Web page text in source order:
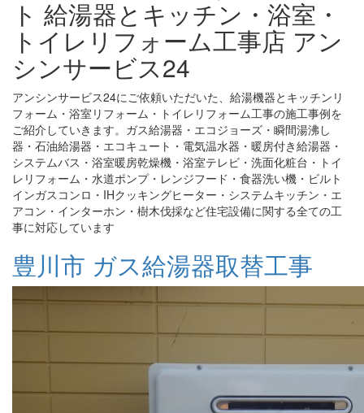
ト 給湯器とキッチン・浴室・
トイレリフォーム工事店 アン
シンサービス24
アンシンサービス24にご依頼いただいた、給湯機器とキッチンリ
フォーム・浴室リフォーム・トイレリフォーム工事の施工事例を
ご紹介していきます。ガス給湯器・エコジョーズ・瞬間湯沸し
器・石油給湯器・エコキュート・電気温水器・暖房付き給湯器・
システムバス・浴室暖房乾燥機・浴室テレビ・洗面化粧台・トイ
レリフォーム・水道ポンプ・レンジフード・食器洗い機・ビルト
インガスコンロ・IHクッキングヒーター・システムキッチン・エ
アコン・インターホン・樹木伐採など住宅設備に関する全ての工
事に対応しています
豊川市 ガス給湯器取替工事